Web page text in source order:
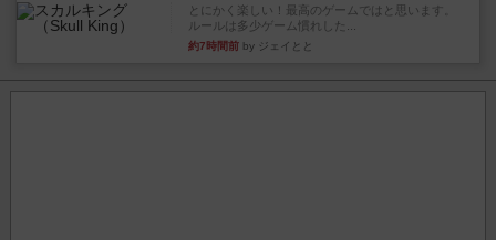
とにかく楽しい！最高のゲームではと思います。
ルールは多少ゲーム慣れした...
約7時間前 by ジェイとと